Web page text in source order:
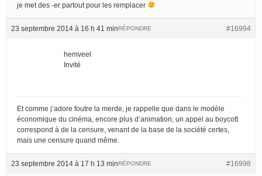
je met des -er partout pour les remplacer
23 septembre 2014 à 16 h 41 min #16994
RÉPONDRE
hemveel
Invité
Et comme j’adore foutre la merde, je rappelle que dans le modèle
économique du cinéma, encore plus d’animation, un appel au boycott
correspond à de la censure, venant de la base de la société certes,
mais une censure quand même.
23 septembre 2014 à 17 h 13 min #16998
RÉPONDRE